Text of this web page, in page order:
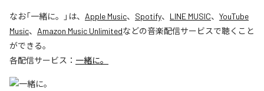
なお「一緒に。 」は、 Apple Music、 Spotify、 LINE MUSIC、 YouTube
Music、 Amazon Music Unlimitedなどの音楽配信サービスで聴くこと
ができる。
各配信サービス： 一緒に。